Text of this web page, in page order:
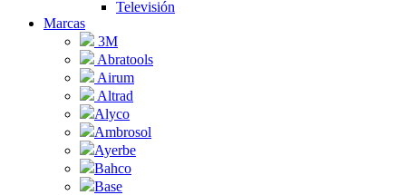
Televisión
Marcas
3M
Abratools
Airum
Altrad
Alyco
Ambrosol
Ayerbe
Bahco
Base